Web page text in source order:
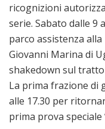
ricognizioni
serie. Sabato dalle 9
parco assistenza
Giovanni Marina di
shakedown sul
La prima frazione di
alle 17.30 per
prima prova speciale